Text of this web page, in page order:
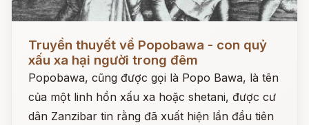
Đọc ngay
Truyền thuyết về Popobawa - con quỷ
xấu xa hại người trong đêm
Popobawa, cũng được gọi là Popo Bawa, là tên
của một linh hồn xấu xa hoặc shetani, được cư
dân Zanzibar tin rằng đã xuất hiện lần đầu tiên